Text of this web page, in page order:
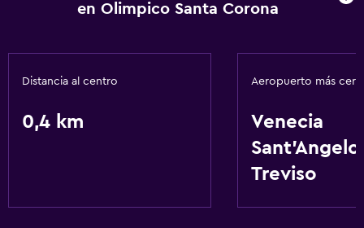
en Olimpico Santa Corona
Distancia al centro
0,4 km
Aeropuerto más
Venecia
Sant'Angelo
Treviso